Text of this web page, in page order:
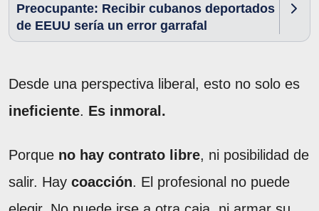
Preocupante: Recibir cubanos deportados
de EEUU sería un error garrafal
Desde una perspectiva liberal, esto no solo es
ineficiente. Es inmoral.
Porque no hay contrato libre, ni posibilidad de
salir. Hay coacción. El profesional no puede